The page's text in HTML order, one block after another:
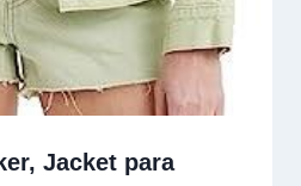
Jacket para